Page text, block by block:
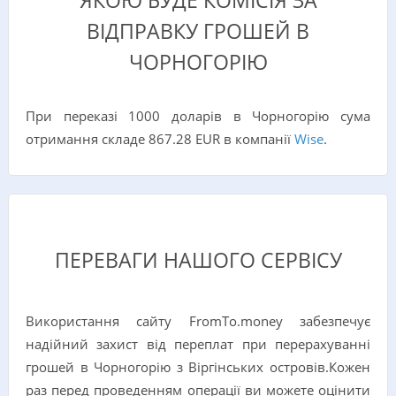
ВІДПРАВКУ ГРОШЕЙ В
ЧОРНОГОРІЮ
При переказі 1000 доларів в Чорногорію сума
отримання складе 867.28 EUR в компанії Wise.
ПЕРЕВАГИ НАШОГО СЕРВІСУ
Використання сайту FromTo.money забезпечує
надійний захист від переплат при перерахуванні
грошей в Чорногорію з Віргінських островів.Кожен
раз перед проведенням операції ви можете оцінити